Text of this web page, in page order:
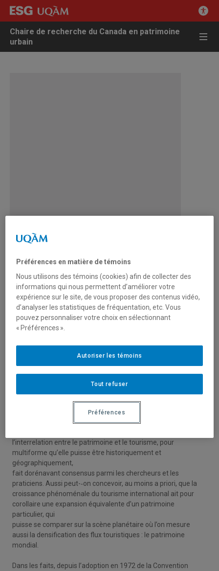
Chaire de recherche du Canada en patrimoine
urbain
Téoros, vol. 30, nº 2 Tourisme et patrimoine
la direction de Mathieu Dormaels et Lucie K. Morisset.
Si certains l’on quelque temps mise en discussion, « l’inflation
l’interrelation entre le patrimoine et le tourisme, pour
multiforme qu’elle puisse être historiquement et
géographiquement,
fait dorénavant consensus parmi les chercheurs et les
praticiens. Aussi peut-­‐on concevoir, au moins a priori, que la
croissance phénoménale du tourisme international ait pour
corollaire une expansion équivalente d’un patrimoine
particulier, qui
puisse se comparer sur la scène planétaire où l’on mesure
aussi la densification des flux touristiques : le patrimoine
mondial.
Dans les faits, depuis l’adoption en 1972 de la Convention
Préférences en matière de témoins
Nous utilisons des témoins (cookies) afin de collecter des
informations qui nous permettent d’améliorer votre
expérience sur le site, de vous proposer des contenus vidéo,
d’analyser les statistiques de fréquentation, etc. Vous
pouvez personnaliser votre choix en sélectionnant
« Préférences ».
Tout refuser
Autoriser les témoins
Préférences